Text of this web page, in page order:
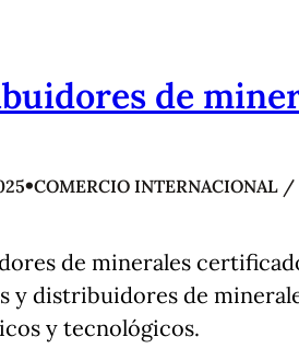
de
•COMERCIO INTERNACIONAL
de minerales
y distribuidores de
y tecnológicos.